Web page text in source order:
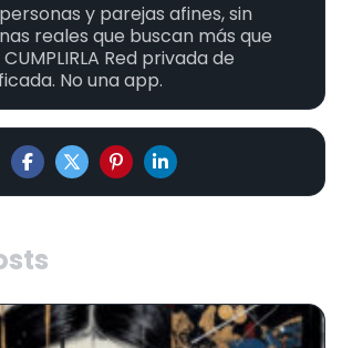
y parejas afines, sin
reales que buscan más que
Red privada de
No una app.